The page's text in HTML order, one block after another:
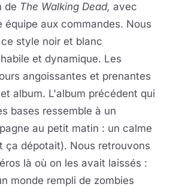
de The Walking Dead, avec
équipe aux commandes. Nous
style noir et blanc
et dynamique. Les
angoissantes et prenantes
album. L'album précédent qui
bases ressemble à un
au petit matin : un calme
ça dépotait). Nous retrouvons
là où on les avait laissés :
monde rempli de zombies